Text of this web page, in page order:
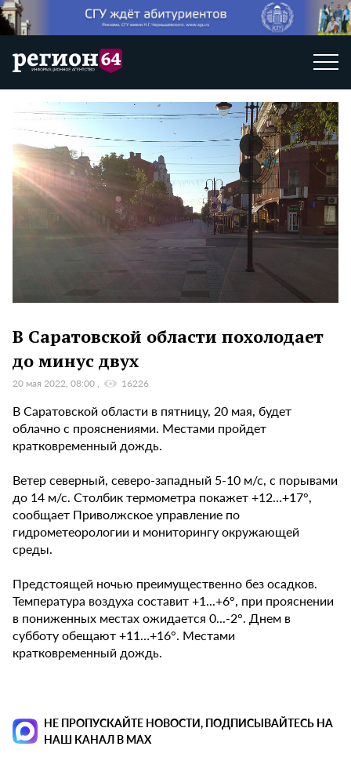
В Саратовской области похолодает
до минус двух
20 мая 2022, 08:00 16226
В Саратовской области в пятницу, 20 мая, будет
облачно с прояснениями. Местами пройдет
кратковременный дождь.
Ветер северный, северо-западный 5-10 м/с, с порывами
до 14 м/с. Столбик термометра покажет +12…+17°,
сообщает Приволжское управление по
гидрометеорологии и мониторингу окружающей
среды.
Предстоящей ночью преимущественно без осадков.
Температура воздуха составит +1...+6°, при прояснении
в пониженных местах ожидается 0...-2°. Днем в
субботу обещают +11…+16°. Местами
кратковременный дождь.
НЕ ПРОПУСКАЙТЕ НОВОСТИ, ПОДПИСЫВАЙТЕСЬ НА
НАШ КАНАЛ В MAX